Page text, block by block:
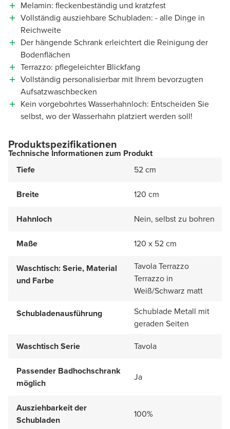
Melamin: fleckenbeständig und kratzfest
Vollständig ausziehbare Schubladen: - alle Dinge in
Reichweite
Der hängende Schrank erleichtert die Reinigung der
Bodenflächen
Terrazzo: pflegeleichter Blickfang
Vollständig personalisierbar mit Ihrem bevorzugten
Aufsatzwaschbecken
Kein vorgebohrtes Wasserhahnloch: Entscheiden Sie
selbst, wo der Wasserhahn platziert werden soll!
Produktspezifikationen
Technische Informationen zum Produkt
Tiefe
52 cm
Breite 120 cm
Hahnloch Nein, selbst zu bohren
Maße 120 x 52 cm
Waschtisch: Serie, Material
und Farbe
Tavola Terrazzo
Terrazzo in
Weiß/Schwarz matt
Schubladenausführung
Schublade Metall mit
geraden Seiten
Waschtisch Serie
Tavola
Passender Badhochschrank
möglich
Ja
Ausziehbarkeit der
Schubladen
100%